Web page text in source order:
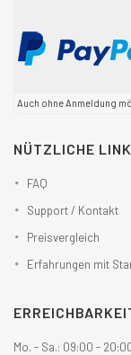
Auch ohne Anmeldung
NÜTZLICHE
FAQ
Support / Kontakt
Preisvergleich
Erfahrungen mit
Mo. - Sa.: 09:00 -